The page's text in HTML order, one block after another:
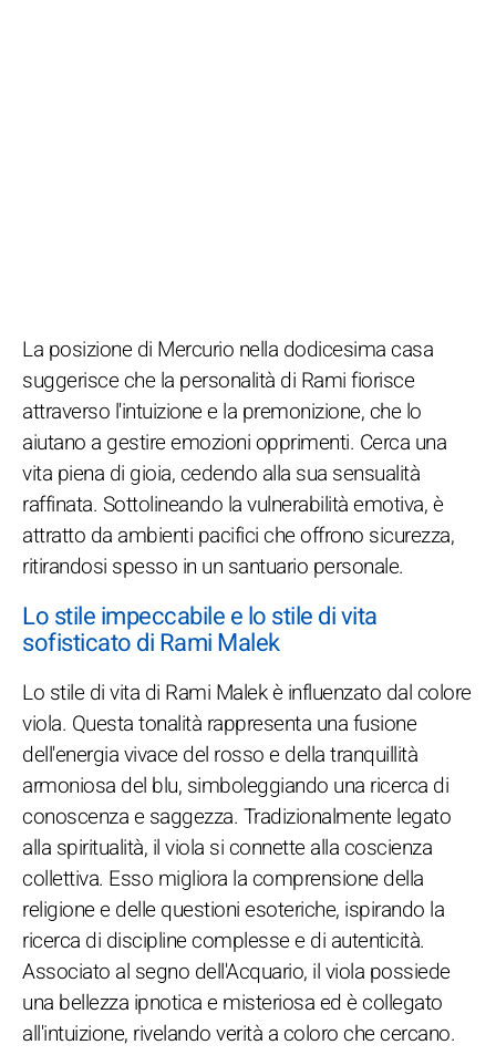
La posizione di Mercurio nella dodicesima casa
suggerisce che la personalità di Rami fiorisce
attraverso l'intuizione e la premonizione, che lo
aiutano a gestire emozioni opprimenti. Cerca una
vita piena di gioia, cedendo alla sua sensualità
raffinata. Sottolineando la vulnerabilità emotiva, è
attratto da ambienti pacifici che offrono sicurezza,
ritirandosi spesso in un santuario personale.
Lo stile impeccabile e lo stile di vita
sofisticato di Rami Malek
Lo stile di vita di Rami Malek è influenzato dal colore
viola. Questa tonalità rappresenta una fusione
dell'energia vivace del rosso e della tranquillità
armoniosa del blu, simboleggiando una ricerca di
conoscenza e saggezza. Tradizionalmente legato
alla spiritualità, il viola si connette alla coscienza
collettiva. Esso migliora la comprensione della
religione e delle questioni esoteriche, ispirando la
ricerca di discipline complesse e di autenticità.
Associato al segno dell'Acquario, il viola possiede
una bellezza ipnotica e misteriosa ed è collegato
all'intuizione, rivelando verità a coloro che cercano.